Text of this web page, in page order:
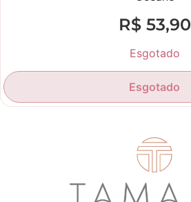
R$53,90
Esgotado
Esgotado